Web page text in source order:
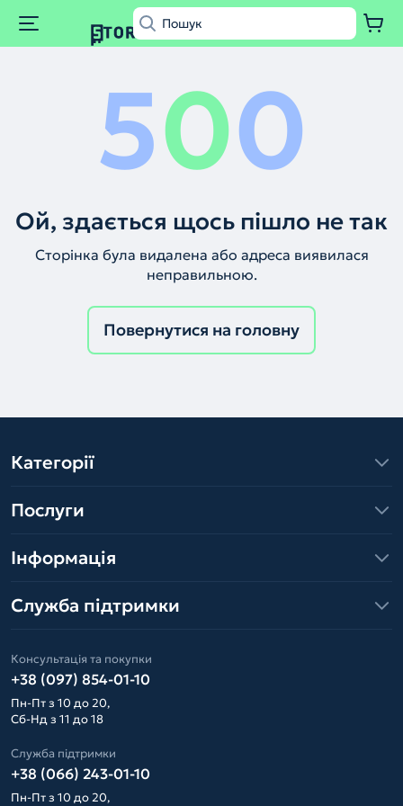
500
Ой, здається щось пішло не так
Сторінка була видалена або адреса виявилася
неправильною.
Повернутися на головну
Категорії
Послуги
Інформація
Служба підтримки
Консультація та покупки
+38 (097) 854-01-10
Пн-Пт з 10 до 20,
Сб-Нд з 11 до 18
Служба підтримки
+38 (066) 243-01-10
Пн-Пт з 10 до 20,